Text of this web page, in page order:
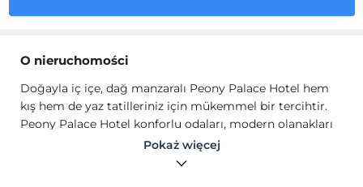
O nieruchomości
Doğayla iç içe, dağ manzaralı Peony Palace Hotel hem
kış hem de yaz tatilleriniz için mükemmel bir tercihtir.
Peony Palace Hotel konforlu odaları, modern olanakları
ve sıcak atmosferiyle ziyaretçilerine unutulmaz bir
Pokaż więcej